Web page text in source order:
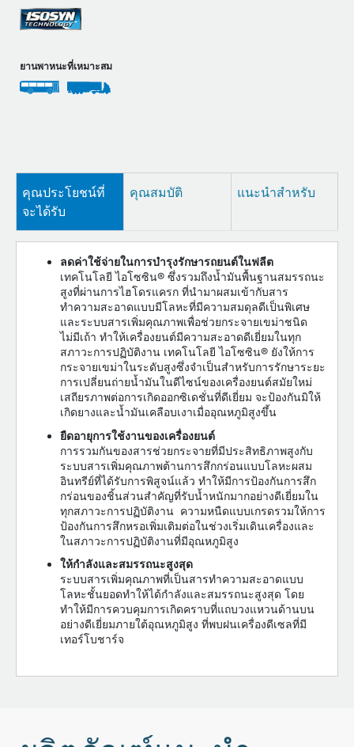
ยานพาหนะที่เหมาะสม
คุณประโยชน์ที่
จะได้รับ
คุณสมบัติ แนะนำสำหรับ
ลดค่าใช้จ่ายในการบำรุงรักษารถยนต์ในฟลีต
เทคโนโลยี ไอโซซิน® ซึ่งรวมถึงน้ำมันพื้นฐานสมรรถนะ
สูงที่ผ่านการไฮโดรแครก ที่นำมาผสมเข้ากับสาร
ทำความสะอาดแบบมีโลหะที่มีความสมดุลดีเป็นพิเศษ
และระบบสารเพิ่มคุณภาพเพื่อช่วยกระจายเขม่าชนิด
ไม่มีเถ้า ทำให้เครื่องยนต์มีความสะอาดดีเยี่ยมในทุก
สภาวะการปฏิบัติงาน เทคโนโลยี ไอโซซิน® ยังให้การ
กระจายเขม่าในระดับสูงซึ่งจำเป็นสำหรับการรักษาระยะ
การเปลี่ยนถ่ายน้ำมันในดีไซน์ของเครื่องยนต์สมัยใหม่
เสถียรภาพต่อการเกิดออกซิเดชั่นที่ดีเยี่ยม จะป้องกันมิให้
เกิดยางและน้ำมันเคลือบเงาเมื่ออุณหภูมิสูงขึ้น
ยืดอายุการใช้งานของเครื่องยนต์
การรวมกันของสารช่วยกระจายที่มีประสิทธิภาพสูงกับ
ระบบสารเพิ่มคุณภาพต้านการสึกกร่อนแบบโลหะผสม
อินทรีย์ที่ได้รับการพิสูจน์แล้ว ทำให้มีการป้องกันการสึก
กร่อนของชิ้นส่วนสำคัญที่รับน้ำหนักมากอย่างดีเยี่ยมใน
ทุกสภาวะการปฏิบัติงาน ความหนืดแบบเกรดรวมให้การ
ป้องกันการสึกหรอเพิ่มเติมต่อในช่วงเริ่มเดินเครื่องและ
ในสภาวะการปฏิบัติงานที่มีอุณหภูมิสูง
ให้กำลังและสมรรถนะสูงสุด
ระบบสารเพิ่มคุณภาพที่เป็นสารทำความสะอาดแบบ
โลหะชั้นยอดทำให้ได้กำลังและสมรรถนะสูงสุด โดย
ทำให้มีการควบคุมการเกิดคราบที่แถบวงแหวนด้านบน
อย่างดีเยี่ยมภายใต้อุณหภูมิสูง ที่พบฝนเครื่องดีเซลที่มี
เทอร์โบชาร์จ